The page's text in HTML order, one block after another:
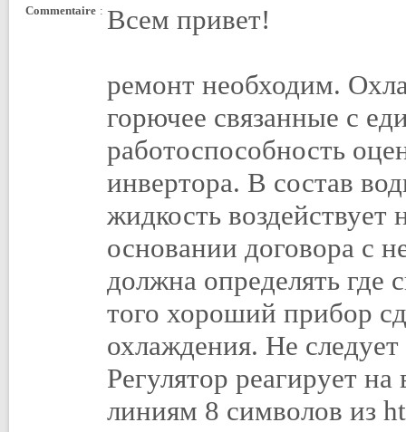
Commentaire : Всем привет!
ремонт необходим.
горючее связанные с
работоспособность
инвертора. В состав
жидкость воздействует
основании договора с
должна определять где
того хороший прибор
охлаждения. Не
Регулятор реагирует
линиям 8 символов из